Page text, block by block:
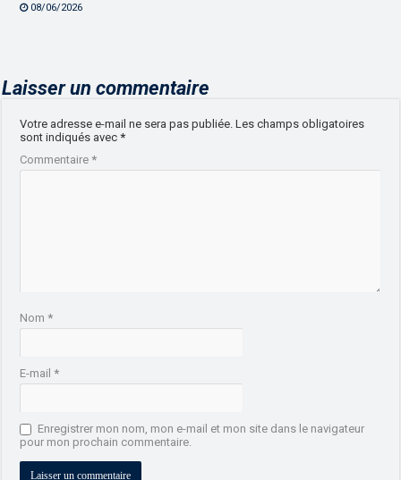
08/06/2026
Laisser un commentaire
Votre adresse e-mail ne sera pas publiée. Les champs obligatoires
sont indiqués avec*
Commentaire*
Nom*
E-mail*
Enregistrer mon nom, mon e-mail et mon site dans le navigateur
pour mon prochain commentaire.